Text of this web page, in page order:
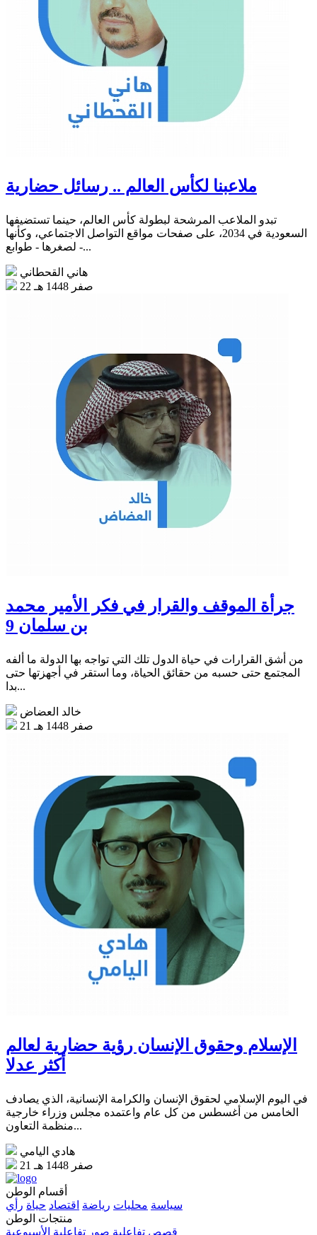
ملاعبنا لكأس العالم .. رسائل حضارية
تبدو الملاعب المرشحة لبطولة كأس العالم، حينما تستضيفها
السعودية في 2034، على صفحات مواقع التواصل الاجتماعي، وكأنها
- لصغرها - طوابع...
هاني القحطاني
22 صفر 1448 هـ
جرأة الموقف والقرار في فكر الأمير محمد
بن سلمان 9
من أشق القرارات في حياة الدول تلك التي تواجه بها الدولة ما ألفه
المجتمع حتى حسبه من حقائق الحياة، وما استقر في أجهزتها حتى
بدا...
خالد العضاض
21 صفر 1448 هـ
الإسلام وحقوق الإنسان رؤية حضارية لعالم
أكثر عدلا
في اليوم الإسلامي لحقوق الإنسان والكرامة الإنسانية، الذي يصادف
الخامس من أغسطس من كل عام واعتمده مجلس وزراء خارجية
منظمة التعاون...
هادي اليامي
21 صفر 1448 هـ
أقسام الوطن
سياسة محليات رياضة اقتصاد حياة رأي
منتجات الوطن
قصص تفاعلية صور تفاعلية الأسبوعية